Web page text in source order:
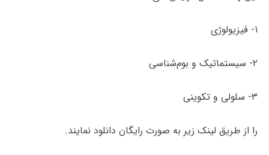
۱- فیزیولوژی
۲- سیستماتیک و بوم‌شناسی
۳- سلولی و تکوینی
را از طریق لینک‌ زیر به صورت رایگان دانلود نمایند.